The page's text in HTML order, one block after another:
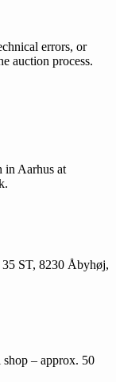
errors, or
auction process.
in Aarhus at
35 ST, 8230 Åbyhøj,
shop – approx. 50